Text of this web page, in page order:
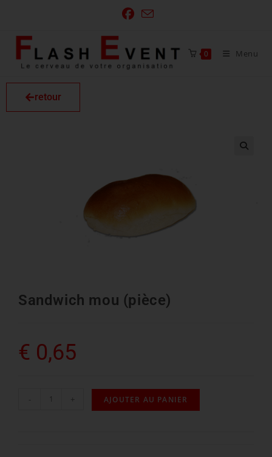
0 Menu
retour
Sandwich mou (pièce)
€ 0,65
- + AJOUTER AU PANIER